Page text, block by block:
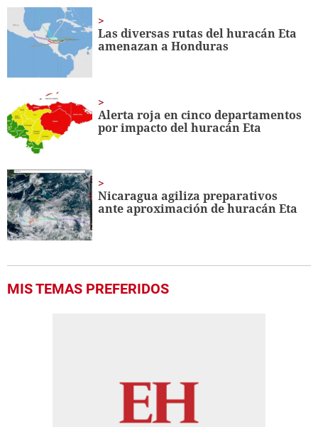
seconds
Las diversas rutas del huracán Eta
amenazan a Honduras
Alerta roja en cinco departamentos
por impacto del huracán Eta
Nicaragua agiliza preparativos
ante aproximación de huracán Eta
MIS TEMAS PREFERIDOS